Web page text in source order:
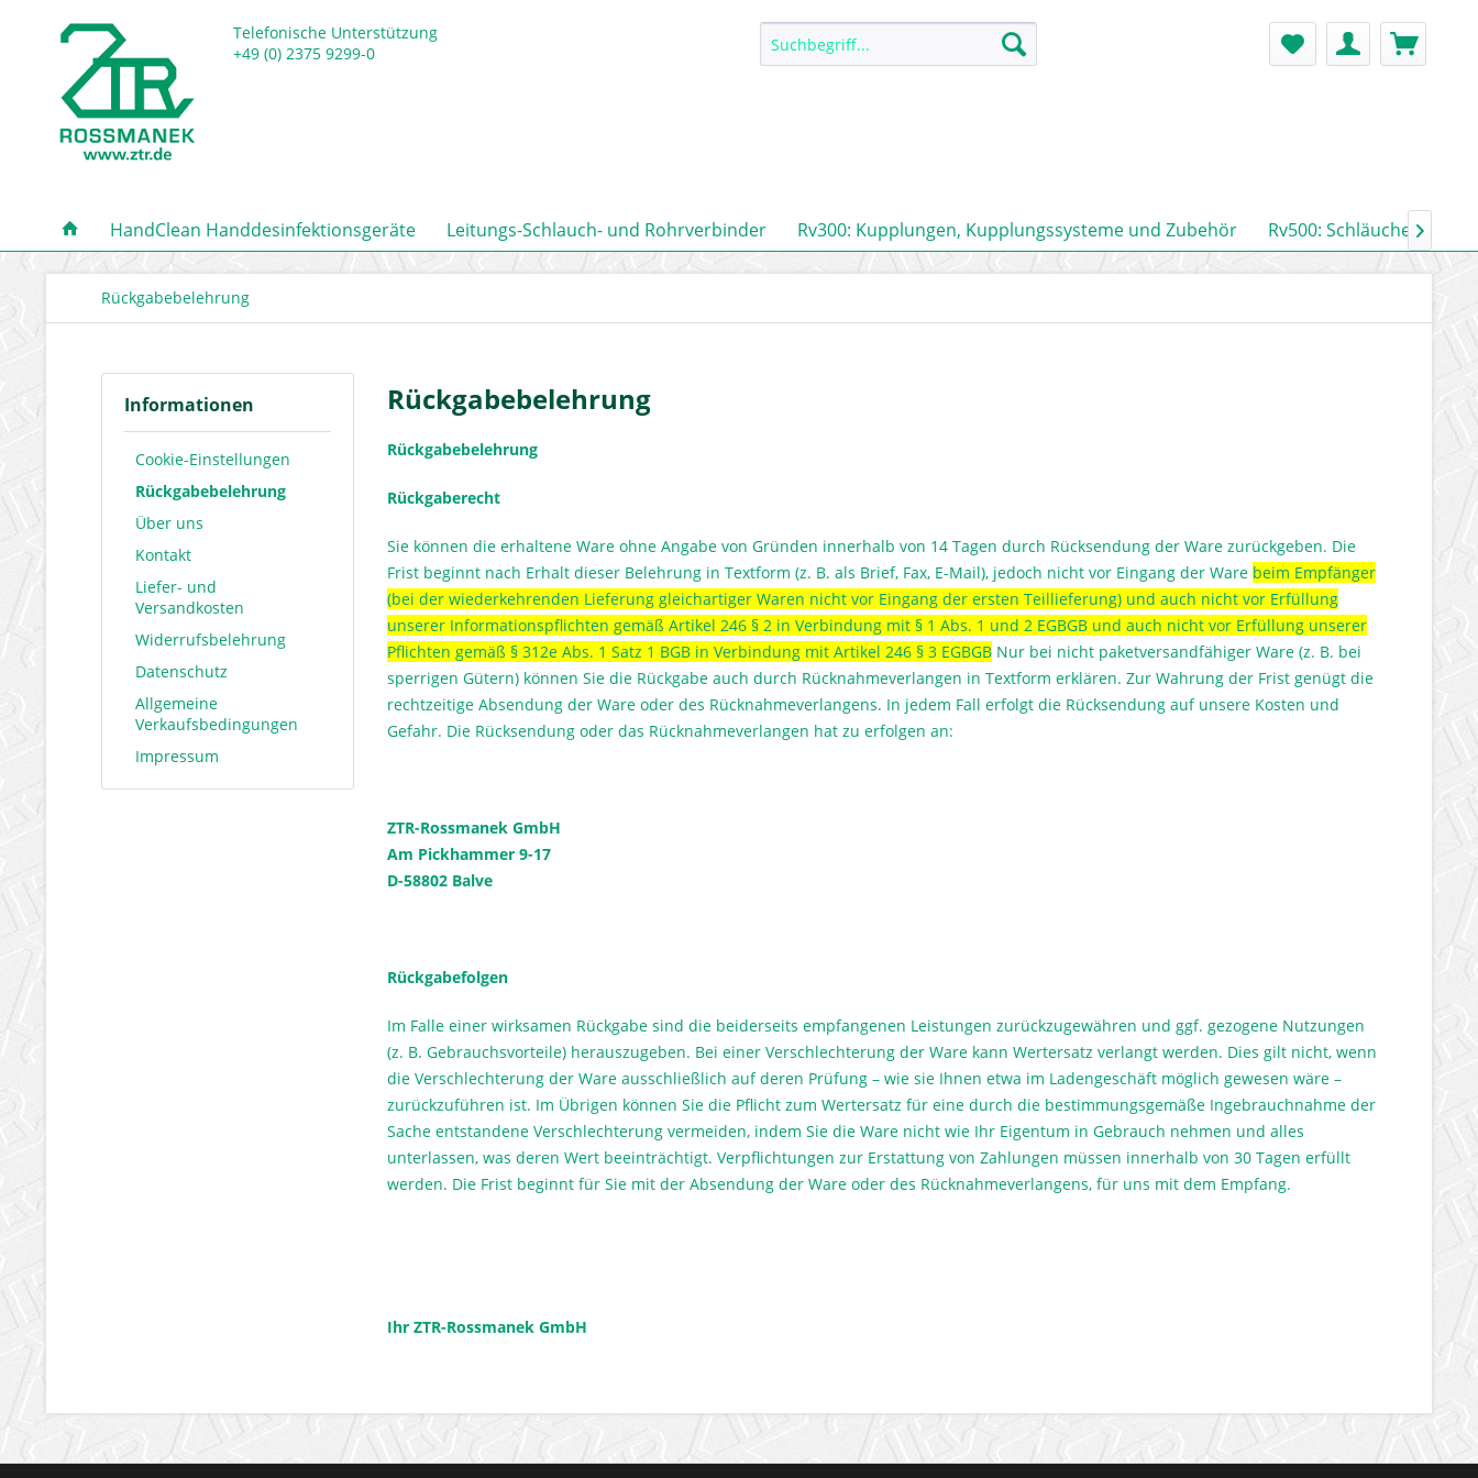
Telefonische Unterstützung
+49 (0) 2375 9299-0
HandClean Handdesinfektionsgeräte Leitungs-Schlauch- und Rohrverbinder Rv300: Kupplungen, Kupplungssysteme und Zubehör Rv500: Schläuche,
Rückgabebelehrung
Informationen
Cookie-Einstellungen
Rückgabebelehrung
Über uns
Kontakt
Liefer- und
Versandkosten
Widerrufsbelehrung
Datenschutz
Allgemeine
Verkaufsbedingungen
Impressum
Rückgabebelehrung
Rückgabebelehrung
Rückgaberecht
Sie können die erhaltene Ware ohne Angabe von Gründen innerhalb von 14 Tagen durch Rücksendung der Ware zurückgeben. Die
Frist beginnt nach Erhalt dieser Belehrung in Textform (z. B. als Brief, Fax, E-Mail), jedoch nicht vor Eingang der Ware beim Empfänger
(bei der wiederkehrenden Lieferung gleichartiger Waren nicht vor Eingang der ersten Teillieferung) und auch nicht vor Erfüllung
unserer Informationspflichten gemäß Artikel 246 § 2 in Verbindung mit § 1 Abs. 1 und 2 EGBGB und auch nicht vor Erfüllung unserer
Pflichten gemäß § 312e Abs. 1 Satz 1 BGB in Verbindung mit Artikel 246 § 3 EGBGB Nur bei nicht paketversandfähiger Ware (z. B. bei
sperrigen Gütern) können Sie die Rückgabe auch durch Rücknahmeverlangen in Textform erklären. Zur Wahrung der Frist genügt die
rechtzeitige Absendung der Ware oder des Rücknahmeverlangens. In jedem Fall erfolgt die Rücksendung auf unsere Kosten und
Gefahr. Die Rücksendung oder das Rücknahmeverlangen hat zu erfolgen an:
ZTR-Rossmanek GmbH
Am Pickhammer 9-17
D-58802 Balve
Rückgabefolgen
Im Falle einer wirksamen Rückgabe sind die beiderseits empfangenen Leistungen zurückzugewähren und ggf. gezogene Nutzungen
(z. B. Gebrauchsvorteile) herauszugeben. Bei einer Verschlechterung der Ware kann Wertersatz verlangt werden. Dies gilt nicht, wenn
die Verschlechterung der Ware ausschließlich auf deren Prüfung – wie sie Ihnen etwa im Ladengeschäft möglich gewesen wäre –
zurückzuführen ist. Im Übrigen können Sie die Pflicht zum Wertersatz für eine durch die bestimmungsgemäße Ingebrauchnahme der
Sache entstandene Verschlechterung vermeiden, indem Sie die Ware nicht wie Ihr Eigentum in Gebrauch nehmen und alles
unterlassen, was deren Wert beeinträchtigt. Verpflichtungen zur Erstattung von Zahlungen müssen innerhalb von 30 Tagen erfüllt
werden. Die Frist beginnt für Sie mit der Absendung der Ware oder des Rücknahmeverlangens, für uns mit dem Empfang.
Ihr ZTR-Rossmanek GmbH